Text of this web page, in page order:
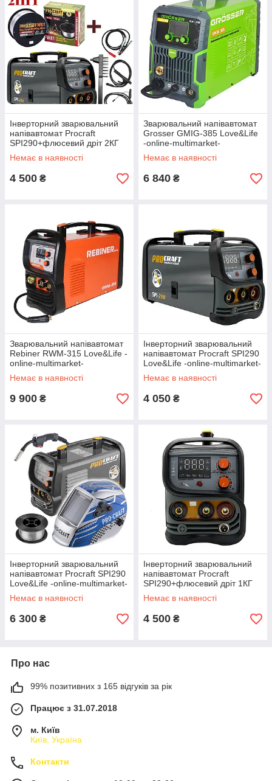
Інверторний зварювальний
напівавтомат Procraft
SPI290+флюсевий дріт 2КГ
Love&Life -online-multimarket-
Немає в наявності
4 500 ₴
Зварювальний напівавтомат
Grosser GMIG-385 Love&Life
-online-multimarket-
Немає в наявності
6 840 ₴
Зварювальний напівавтомат
Rebiner RWM-315 Love&Life -
online-multimarket-
Немає в наявності
9 900 ₴
Інверторний зварювальний
напівавтомат Procraft SPI290
Love&Life -online-multimarket-
Немає в наявності
4 050 ₴
Інверторний зварювальний
напівавтомат Procraft SPI290
Love&Life -online-multimarket-
Немає в наявності
6 300 ₴
Інверторний зварювальний
напівавтомат Procraft
SPI290+флюсевий дріт 1КГ
Love&Life -online-multimarket-
Немає в наявності
4 500 ₴
Про нас
99% позитивних з 165 відгуків за рік
Працює з 31.07.2018
м. Київ
Київ, Україна
Контакти